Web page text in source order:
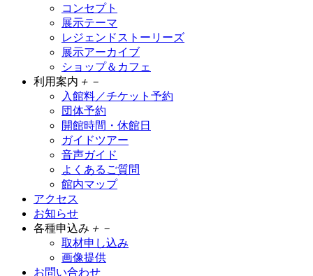
コンセプト
展示テーマ
レジェンドストーリーズ
展示アーカイブ
ショップ＆カフェ
利用案内 ＋ －
入館料／チケット予約
団体予約
開館時間・休館日
ガイドツアー
音声ガイド
よくあるご質問
館内マップ
アクセス
お知らせ
各種申込み ＋ －
取材申し込み
画像提供
お問い合わせ